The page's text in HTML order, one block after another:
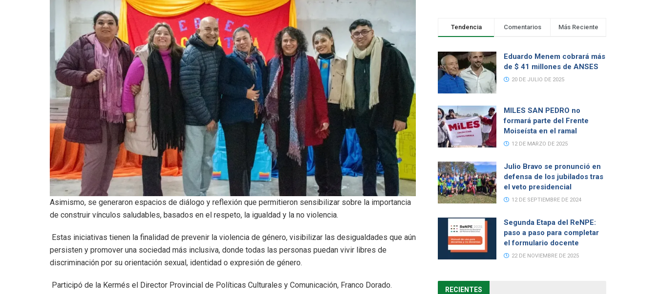
Asimismo, se generaron espacios de diálogo y reflexión que permitieron sensibilizar sobre la importancia
de construir vínculos saludables, basados en el respeto, la igualdad y la no violencia.
Estas iniciativas tienen la finalidad de prevenir la violencia de género, visibilizar las desigualdades que aún
persisten y promover una sociedad más inclusiva, donde todas las personas puedan vivir libres de
discriminación por su orientación sexual, identidad o expresión de género.
Participó de la Kermés el Director Provincial de Políticas Culturales y Comunicación, Franco Dorado.
Tendencia Comentarios Más Reciente
Eduardo Menem cobrará más
de $ 41 millones de ANSES
20 DE JULIO DE 2025
MILES SAN PEDRO no
formará parte del Frente
Moiseísta en el ramal
12 DE MARZO DE 2025
Julio Bravo se pronunció en
defensa de los jubilados tras
el veto presidencial
12 DE SEPTIEMBRE DE 2024
Segunda Etapa del ReNPE:
paso a paso para completar
el formulario docente
22 DE NOVIEMBRE DE 2025
RECIENTES